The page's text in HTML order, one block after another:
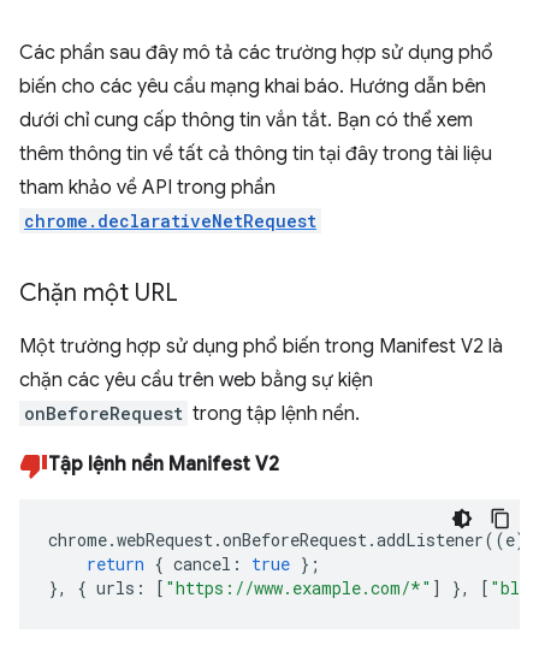
Các phần sau đây mô tả các trường hợp sử dụng phổ
biến cho các yêu cầu mạng khai báo. Hướng dẫn bên
dưới chỉ cung cấp thông tin vắn tắt. Bạn có thể xem
thêm thông tin về tất cả thông tin tại đây trong tài liệu
tham khảo về API trong phần
chrome.declarativeNetRequest
Chặn một URL
Một trường hợp sử dụng phổ biến trong Manifest V2 là
chặn các yêu cầu trên web bằng sự kiện
onBeforeRequest trong tập lệnh nền.
Tập lệnh nền Manifest V2
chrome.webRequest.onBeforeRequest.addListener((e)
return { cancel : true };
},
{ urls : [ "https://www.example.com/*" ] }, [